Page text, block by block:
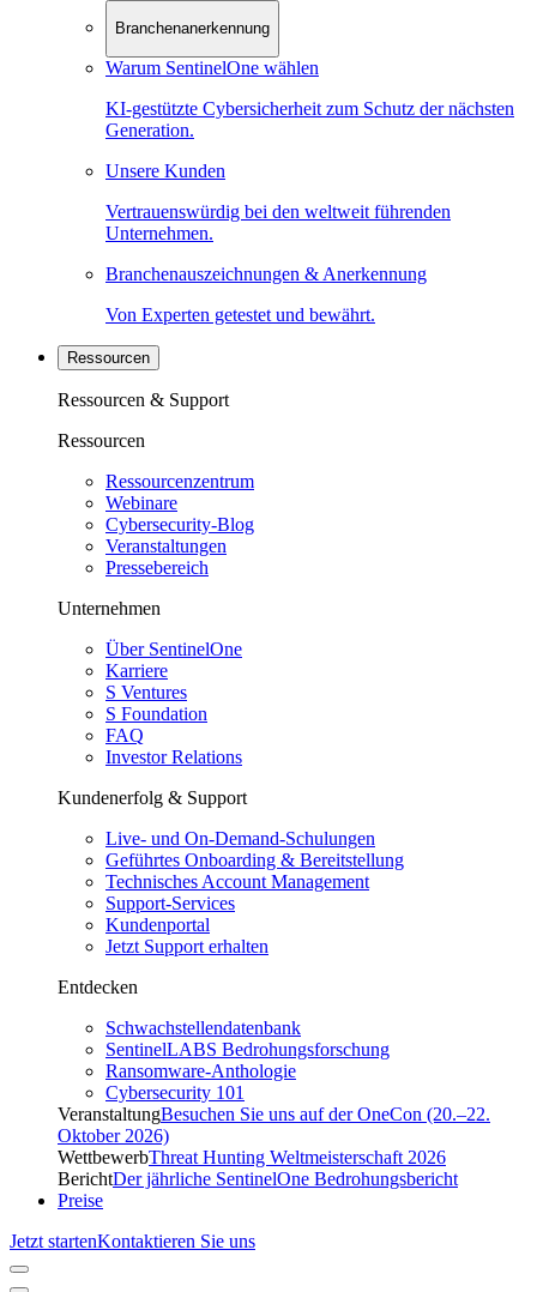
Branchenanerkennung
Warum SentinelOne wählen
KI-gestützte Cybersicherheit zum Schutz der nächsten
Generation.
Unsere Kunden
Vertrauenswürdig bei den weltweit führenden
Unternehmen.
Branchenauszeichnungen & Anerkennung
Von Experten getestet und bewährt.
Ressourcen
Ressourcen & Support
Ressourcen
Ressourcenzentrum
Webinare
Cybersecurity-Blog
Veranstaltungen
Pressebereich
Unternehmen
Über SentinelOne
Karriere
S Ventures
S Foundation
FAQ
Investor Relations
Kundenerfolg & Support
Live- und On-Demand-Schulungen
Geführtes Onboarding & Bereitstellung
Technisches Account Management
Support-Services
Kundenportal
Jetzt Support erhalten
Entdecken
Schwachstellendatenbank
SentinelLABS Bedrohungsforschung
Ransomware-Anthologie
Cybersecurity 101
VeranstaltungBesuchen Sie uns auf der OneCon (20.–22.
Oktober 2026)
WettbewerbThreat Hunting Weltmeisterschaft 2026
BerichtDer jährliche SentinelOne Bedrohungsbericht
Preise
Jetzt startenKontaktieren Sie uns